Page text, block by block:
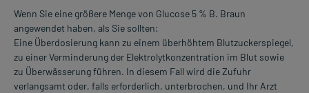
Wenn Sie eine größere Menge von Glucose 5 % B. Braun
angewendet haben, als Sie sollten:
Eine Überdosierung kann zu einem überhöhtem Blutzuckerspiegel,
zu einer Verminderung der Elektrolytkonzentration im Blut sowie
zu Überwässerung führen. In diesem Fall wird die Zufuhr
verlangsamt oder, falls erforderlich, unterbrochen, und Ihr Arzt